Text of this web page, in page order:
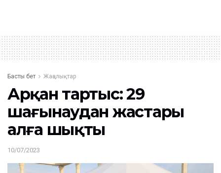
Басты бет Жаңалықтар
Арқан тартыс: 29
шағынаудан жастары
алға шықты
10/07/2023